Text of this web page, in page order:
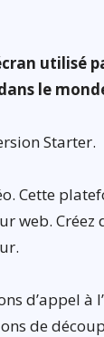
utilisé
le
Starter.
Cette
web. Créez
d’appel à
de